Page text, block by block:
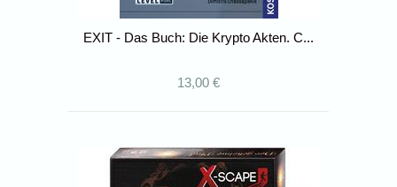
EXIT - Das Buch: Die Krypto Akten. C...
13,00 €